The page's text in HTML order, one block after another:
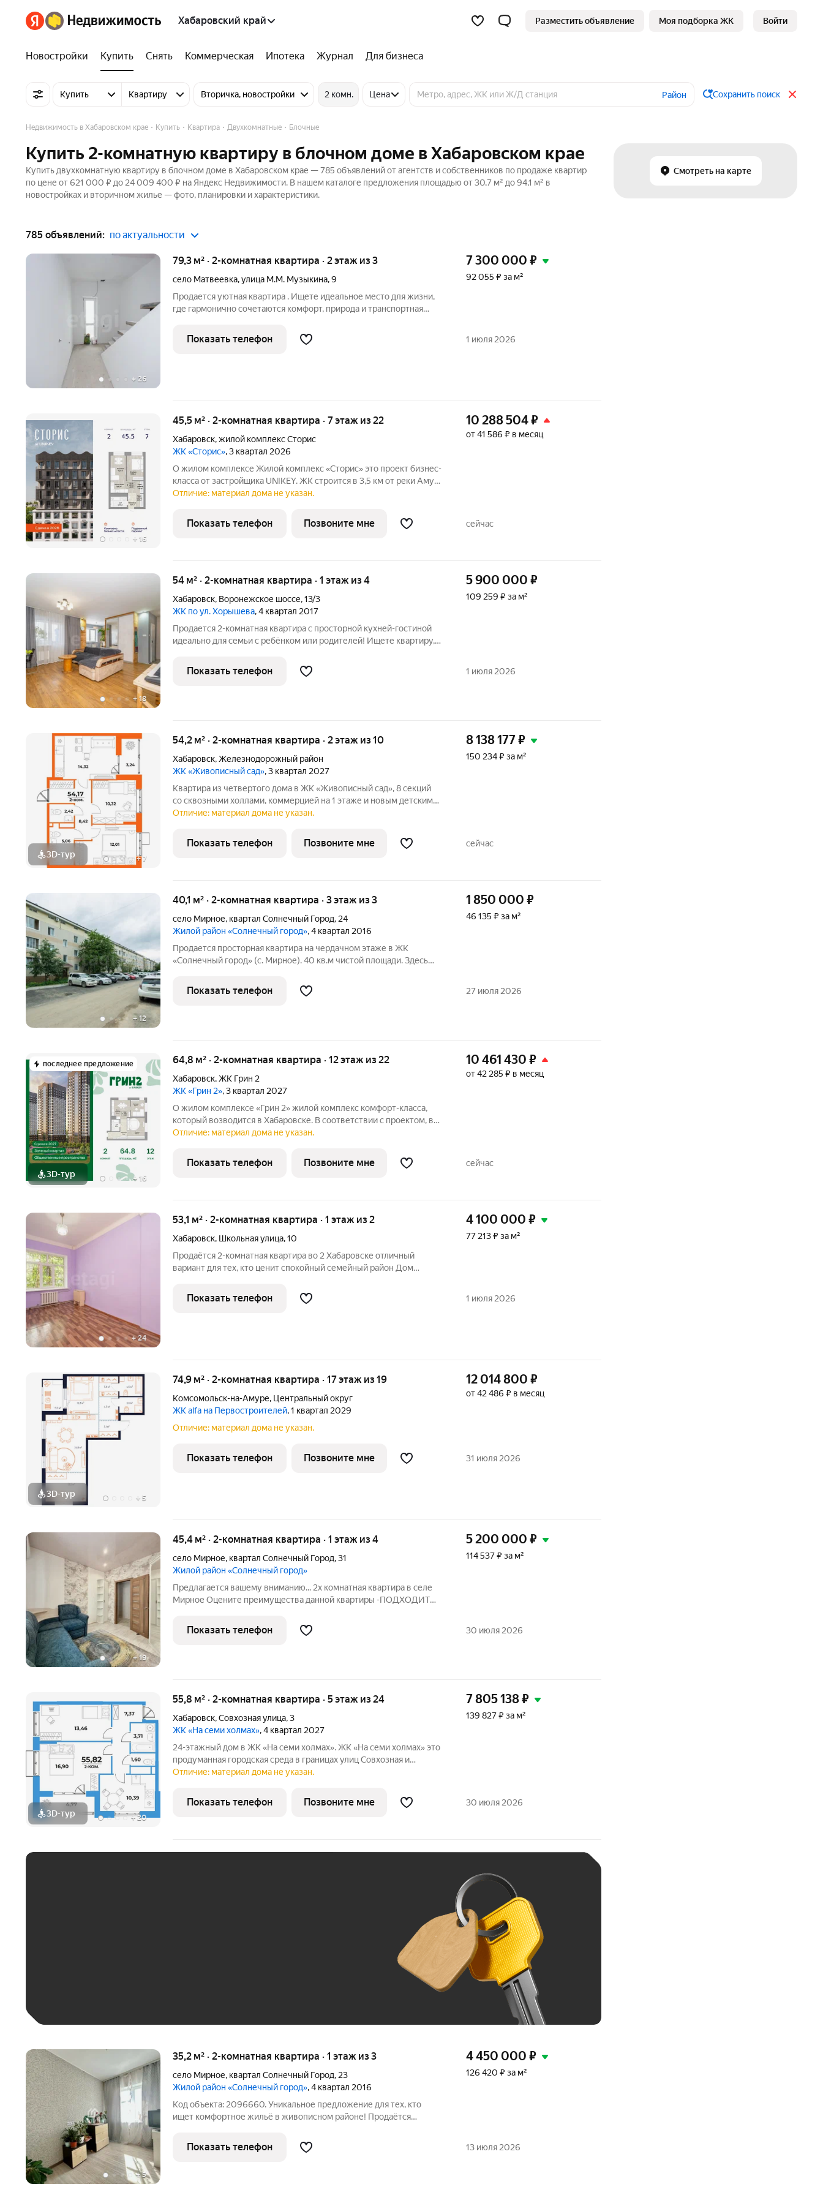
Хабаровский край Разместить объявление Моя подборка ЖК Войти
Новостройки Купить Снять Коммерческая Ипотека Журнал Для бизнеса
Купить Квартиру Вторичка, новостройки 2 комн. Цена Район Сохранить поиск
Смотреть на карте
Недвижимость в Хабаровском крае Купить Квартира Двухкомнатные Блочные
Купить 2-комнатную квартиру в блочном доме в Хабаровском крае
Купить двухкомнатную квартиру в блочном доме в Хабаровском крае — 785 объявлений от агентств и собственников по продаже квартир
по цене от 621 000 ₽ до 24 009 400 ₽ на Яндекс Недвижимости. В нашем каталоге предложения площадью от 30,7 м² до 94,1 м² в
новостройках и вторичном жилье — фото, планировки и характеристики.
785 объявлений: по актуальности
+ 26
79,3 м² · 2-комнатная квартира · 2 этаж из 3
село Матвеевка,улица М.М. Музыкина,9
Продается уютная квартира . Ищете идеальное место для жизни,
где гармонично сочетаются комфорт, природа и транспортная
квартиры: Чистовая отделка, готова к вашему индивидуальному
7 300 000 ₽
92 055 ₽ за м²
Показать телефон 1 июля 2026
+ 16
45,5 м² · 2-комнатная квартира · 7 этаж из 22
Хабаровск,жилой комплекс Сторис
ЖК «Сторис», 3 квартал 2026
О жилом комплексе Жилой комплекс «Сторис» это проект бизнес-
класса от застройщика UNIKEY. ЖК строится в 3,5 км от реки Амур.
Комплекс состоит из четырёх башен: «Отдых», «Бизнес»,
общественные
10 288 504₽
от 41 586 ₽ в месяц
Отличие: материал дома не указан.
Показать телефон Позвоните мне сейчас
+ 18
54 м² · 2-комнатная квартира · 1 этаж из 4
Хабаровск, Воронежское шоссе,13/3
ЖК по ул. Хорышева, 4 квартал 2017
Продается 2-комнатная квартира с просторной кухней-гостиной
идеально для семьи с ребёнком или родителей! Ищете квартиру,
секунд? Эта двухкомнатная квартира на первом этаже (1/4)
5 900 000 ₽
109 259 ₽ за м²
Показать телефон 1 июля 2026
3D-тур +7
54,2 м² · 2-комнатная квартира · 2 этаж из 10
Хабаровск,Железнодорожный район
ЖК «Живописный сад», 3 квартал 2027
Квартира из четвертого дома в ЖК «Живописный сад», 8 секций
со сквозными холлами, коммерцией на 1 этаже и новым детским
садом поблизости. ЖК «Живописный сад» это гармония жизни с
развивающемся
8 138 177₽
150 234 ₽ за м²
Отличие: материал дома не указан.
Показать телефон Позвоните мне сейчас
+12
40,1 м² · 2-комнатная квартира · 3 этаж из 3
село Мирное, квартал Солнечный Город, 24
Жилой район «Солнечный город», 4 квартал 2016
Продается просторная квартира на чердачном этаже в ЖК
«Солнечный город» (с. Мирное). 40 кв.м чистой площади. Здесь
ощущение объема и воздуха. Уникальная фишка окна в потолке
(люкарны). Днем
1 850 000 ₽
46 135 ₽ за м²
Показать телефон 27 июля 2026
последнее предложение
3D-тур + 16
64,8 м² · 2-комнатная квартира · 12 этаж из 22
Хабаровск,ЖК Грин 2
ЖК «Грин 2», 3 квартал 2027
О жилом комплексе «Грин 2» жилой комплекс комфорт-класса,
который возводится в Хабаровске. В соответствии с проектом, в
ЖК войдут 4 корпуса высотой 2224 этажа, многоуровневый
всей семьёй.
10 461 430 ₽
от 42 285 ₽ в месяц
Отличие: материал дома не указан.
Показать телефон Позвоните мне сейчас
+24
53,1 м² · 2-комнатная квартира · 1 этаж из 2
Хабаровск, Школьная улица,10
Продаётся 2-комнатная квартира во 2 Хабаровске отличный
вариант для тех, кто ценит спокойный семейный район Дом
тишину и комфорт проживания. Главные преимущества квартиры
Площадь 53,1 м
4 100 000 ₽
77 213 ₽ за м²
Показать телефон 1 июля 2026
3D-тур + 5
74,9 м² · 2-комнатная квартира · 17 этаж из 19
Комсомольск-на-Амуре, Центральный округ
ЖК alfa на Первостроителей, 1 квартал 2029
12 014 800 ₽
от 42 486 ₽ в месяц
Отличие: материал дома не указан.
Показать телефон Позвоните мне 31 июля 2026
+19
45,4 м² · 2-комнатная квартира · 1 этаж из 4
село Мирное, квартал Солнечный Город,31
Жилой район «Солнечный город»
Предлагается вашему вниманию... 2х комнатная квартира в селе
Мирное Оцените преимущества данной квартиры -ПОДХОДИТ
ремонт -Практически вся мебель и техника полностью остается
-Раздельные комнаты 45.4
5 200 000 ₽
114 537 ₽ за м²
Показать телефон 30 июля 2026
3D-тур +20
55,8 м² · 2-комнатная квартира · 5 этаж из 24
Хабаровск,Совхозная улица,3
ЖК «На семи холмах», 4 квартал 2027
24-этажный дом в ЖК «На семи холмах». ЖК «На семи холмах» это
продуманная городская среда в границах улиц Совхозная и
Трёхгорная, где жилые дома и коммерческие пространства
Архитектурную
7 805 138₽
139 827 ₽ за м²
Отличие: материал дома не указан.
Показать телефон Позвоните мне 30 июля 2026
+5
35,2 м² · 2-комнатная квартира · 1 этаж из 3
село Мирное, квартал Солнечный Город, 23
Жилой район «Солнечный город», 4 квартал 2016
Код объекта: 2096660. Уникальное предложение для тех, кто
ищет комфортное жильё в живописном районе! Продаётся
район, квартал Солнечный Город, дом 23. Квартира расположена
на первом этаже
4 450 000 ₽
126 420 ₽ за м²
Показать телефон 13 июля 2026